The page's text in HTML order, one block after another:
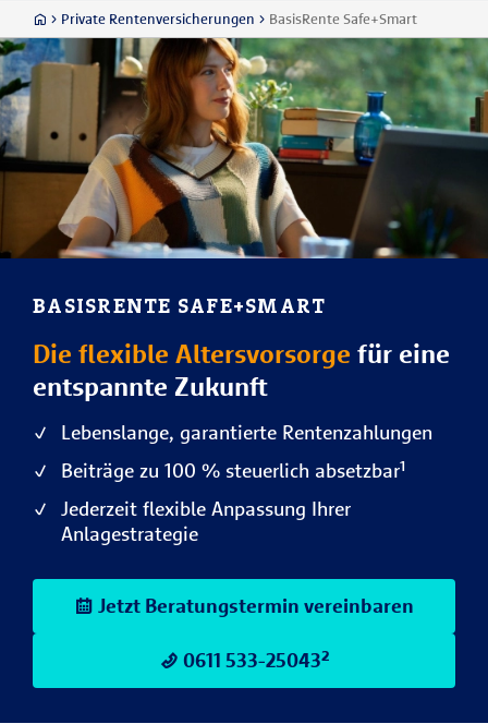
Private Rentenversicherungen BasisRente Safe+Smart
BASISRENTE SAFE+SMART
Die flexible Altersvorsorge für eine
entspannte Zukunft
Lebenslange, garantierte Rentenzahlungen
Beiträge zu 100 % steuerlich absetzbar¹
Jederzeit flexible Anpassung Ihrer
Anlagestrategie
Jetzt Beratungstermin vereinbaren
0611 533-25043²